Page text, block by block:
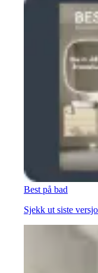
Best på bad
Sjekk ut siste